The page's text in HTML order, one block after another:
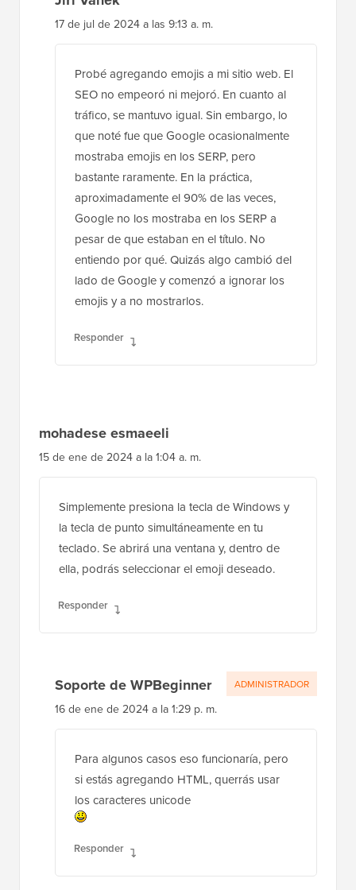
17 de jul de 2024 a las 9:13 a. m.
Probé agregando emojis a mi sitio web. El
SEO no empeoró ni mejoró. En cuanto al
tráfico, se mantuvo igual. Sin embargo, lo
que noté fue que Google ocasionalmente
mostraba emojis en los SERP, pero
bastante raramente. En la práctica,
aproximadamente el 90% de las veces,
Google no los mostraba en los SERP a
pesar de que estaban en el título. No
entiendo por qué. Quizás algo cambió del
lado de Google y comenzó a ignorar los
emojis y a no mostrarlos.
Responder
mohadese esmaeeli
15 de ene de 2024 a la 1:04 a. m.
Simplemente presiona la tecla de Windows y
la tecla de punto simultáneamente en tu
teclado. Se abrirá una ventana y, dentro de
ella, podrás seleccionar el emoji deseado.
Responder
Soporte de WPBeginner
16 de ene de 2024 a la 1:29 p. m.
Para algunos casos eso funcionaría, pero
si estás agregando HTML, querrás usar
los caracteres unicode
Responder
ADMINISTRADOR